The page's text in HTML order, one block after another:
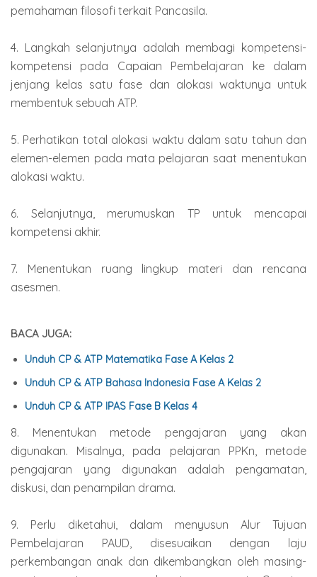
pemahaman filosofi terkait Pancasila.
4. Langkah selanjutnya adalah membagi kompetensi-
kompetensi pada Capaian Pembelajaran ke dalam
jenjang kelas satu fase dan alokasi waktunya untuk
membentuk sebuah ATP.
5. Perhatikan total alokasi waktu dalam satu tahun dan
elemen-elemen pada mata pelajaran saat menentukan
alokasi waktu.
6. Selanjutnya, merumuskan TP untuk mencapai
kompetensi akhir.
7. Menentukan ruang lingkup materi dan rencana
asesmen.
BACA JUGA:
Unduh CP & ATP Matematika Fase A Kelas 2
Unduh CP & ATP Bahasa Indonesia Fase A Kelas 2
Unduh CP & ATP IPAS Fase B Kelas 4
8. Menentukan metode pengajaran yang akan
digunakan. Misalnya, pada pelajaran PPKn, metode
pengajaran yang digunakan adalah pengamatan,
diskusi, dan penampilan drama.
9. Perlu diketahui, dalam menyusun Alur Tujuan
Pembelajaran PAUD, disesuaikan dengan laju
perkembangan anak dan dikembangkan oleh masing-